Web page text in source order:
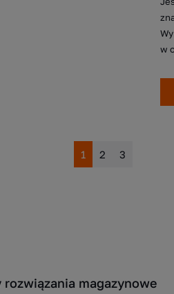
w
1 2 3
magazynowe